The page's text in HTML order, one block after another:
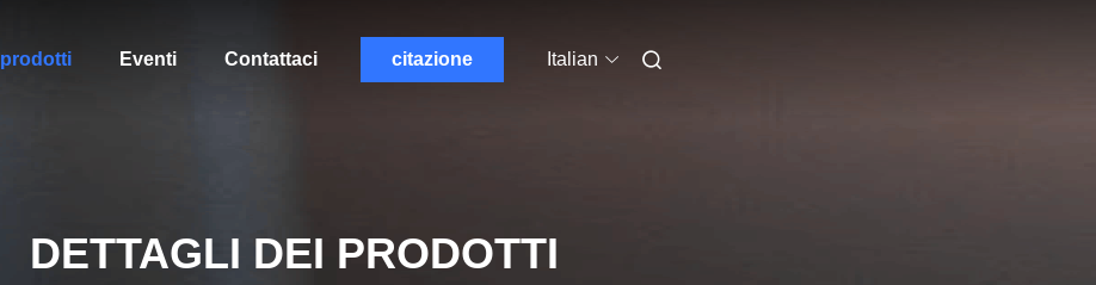
prodotti Eventi Contattaci citazione Italian
DETTAGLI DEI PRODOTTI